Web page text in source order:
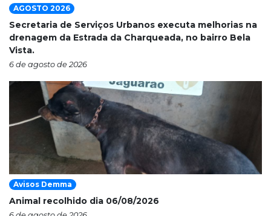
AGOSTO 2026
Secretaria de Serviços Urbanos executa melhorias na
drenagem da Estrada da Charqueada, no bairro Bela
Vista.
6 de agosto de 2026
Avisos Demma
Animal recolhido dia 06/08/2026